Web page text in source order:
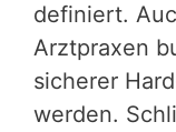
definiert.
Arztpraxen
sicherer
werden.